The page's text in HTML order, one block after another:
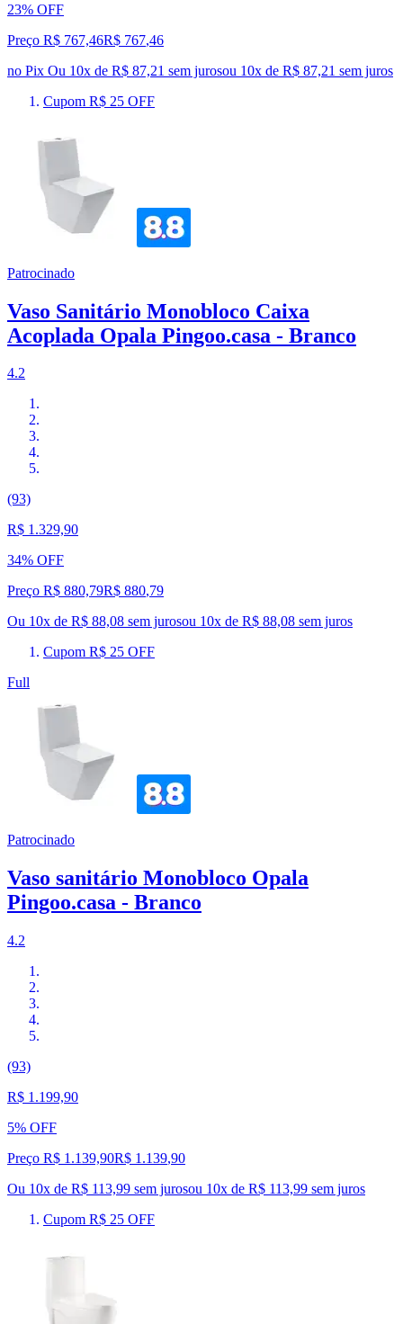
23% OFF
Preço R$ 767,46R$ 767,46
no Pix Ou 10x de R$ 87,21 sem jurosou 10x de R$ 87,21 sem juros
Cupom R$ 25 OFF
Patrocinado
Vaso Sanitário Monobloco Caixa
Acoplada Opala Pingoo.casa - Branco
4.2
(93)
R$ 1.329,90
34% OFF
Preço R$ 880,79R$ 880,79
Ou 10x de R$ 88,08 sem jurosou 10x de R$ 88,08 sem juros
Cupom R$ 25 OFF
Full
Patrocinado
Vaso sanitário Monobloco Opala
Pingoo.casa - Branco
4.2
(93)
R$ 1.199,90
5% OFF
Preço R$ 1.139,90R$ 1.139,90
Ou 10x de R$ 113,99 sem jurosou 10x de R$ 113,99 sem juros
Cupom R$ 25 OFF